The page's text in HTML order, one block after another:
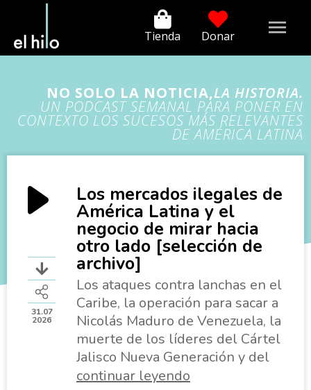
Tienda Donar
NO SOLO LA NOTICIA,LA HISTORIA.
UN PODCAST SEMANAL PARA PONER EN
CONTEXTO LOS SUCESOS MÁS RELEVANTES
DE AMÉRICA LATINA
Los mercados ilegales de
América Latina y el
negocio de mirar hacia
otro lado [selección de
archivo]
Los ataques contra lanchas en el
Caribe, la operación para sacar a
Nicolás Maduro de Venezuela, la
muerte de los líderes del Cártel
Jalisco Nueva Generación y del
Tren de Aragua, son acciones
continuar leyendo
31.07
2026